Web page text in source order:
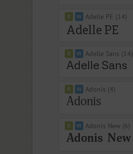
Adelle PE (14)
Adelle Sans (14)
Adonis (4)
Adonis New (6)